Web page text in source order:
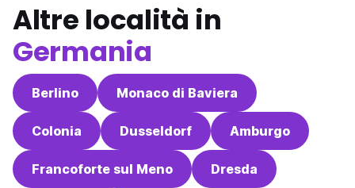
Altre località in
Germania
Berlino Monaco di Baviera
Colonia Dusseldorf Amburgo
Francoforte sul Meno Dresda